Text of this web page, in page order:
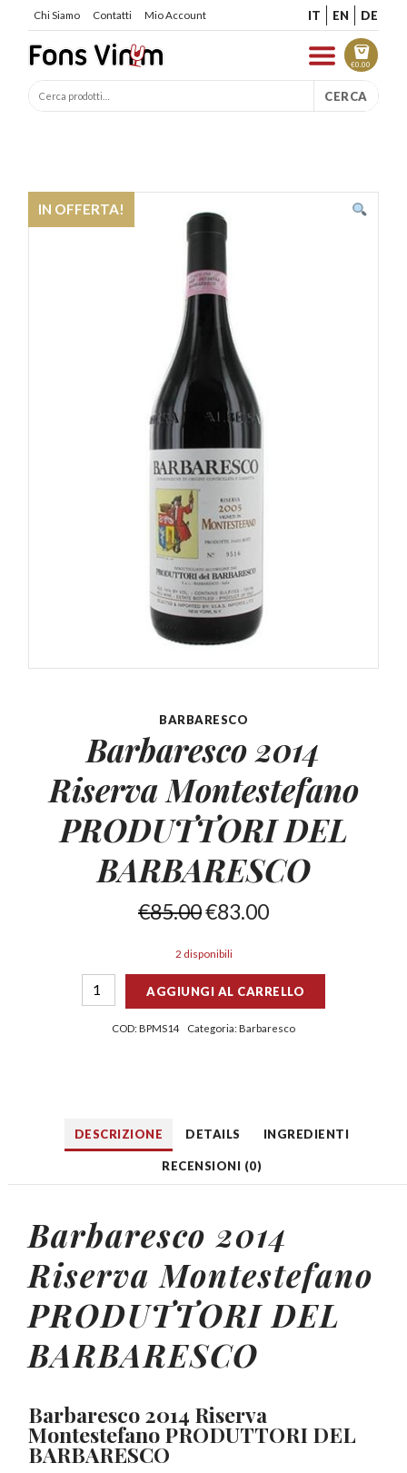
Chi Siamo Contatti Mio Account IT EN DE
€0.00
CERCA
IN OFFERTA!
BARBARESCO
Barbaresco 2014
Riserva Montestefano
PRODUTTORI DEL
BARBARESCO
€85.00€83.00
2 disponibili
AGGIUNGI AL CARRELLO
COD:BPMS14 Categoria: Barbaresco
DESCRIZIONE DETAILS INGREDIENTI
RECENSIONI (0)
Barbaresco 2014
Riserva Montestefano
PRODUTTORI DEL
BARBARESCO
Barbaresco 2014 Riserva
Montestefano PRODUTTORI DEL
BARBARESCO